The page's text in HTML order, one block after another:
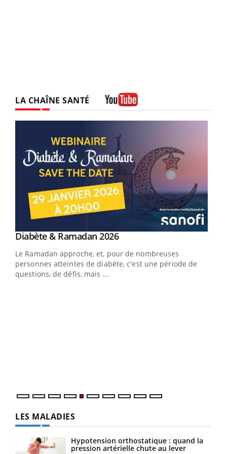
LA CHAÎNE SANTÉ
Youtube
Diabète & Ramadan 2026Youtube
Le Ramadan approche, et, pour de nombreuses
personnes atteintes de diabète, c'est une période de
questions, de défis, mais ...
LES MALADIES
Hypotension orthostatique : quand la
pression artérielle chute au lever